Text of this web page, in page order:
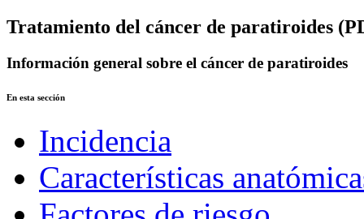
Tratamiento del cáncer de paratiroides
Información general sobre el cáncer de paratiroides
En esta sección
Incidencia
Características